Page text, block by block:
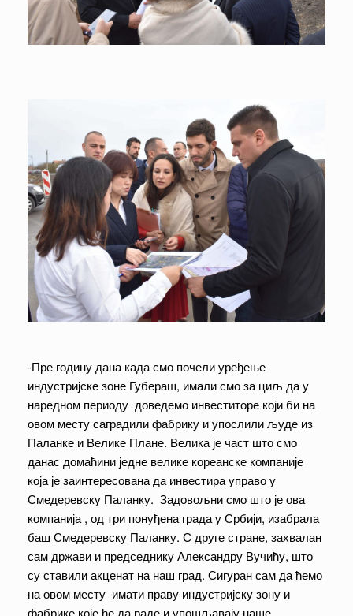
-Пре годину дана када смо почели уређење
индустријске зоне Губераш, имали смо за циљ да у
наредном периоду доведемо инвеститоре који би на
овом месту саградили фабрику и упослили људе из
Паланке и Велике Плане. Велика је част што смо
данас домаћини једне велике кореанске компаније
која је заинтересована да инвестира управо у
Смедеревску Паланку. Задовољни смо што је ова
компанија , од три понуђена града у Србији, изабрала
баш Смедеревску Паланку. С друге стране, захвалан
сам држави и председнику Александру Вучићу, што
су ставили акценат на наш град. Сигуран сам да ћемо
на овом месту имати праву индустријску зону и
фабрике које ће да раде и упошљавају наше